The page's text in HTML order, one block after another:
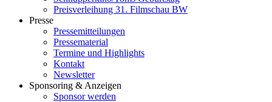
Preisverleihung 31. Filmschau BW
Presse
Pressemitteilungen
Pressematerial
Termine und Highlights
Kontakt
Newsletter
Sponsoring & Anzeigen
Sponsor werden